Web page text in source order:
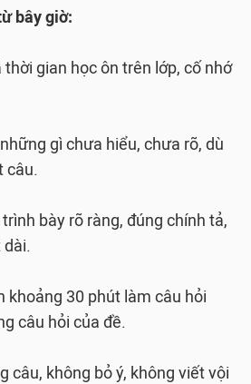
bây giờ:
gian học ôn trên lớp, cố nhớ
gì chưa hiểu, chưa rõ, dù
câu.
bày rõ ràng, đúng chính tả,
dài.
khoảng 30 phút làm câu hỏi
câu hỏi của đề.
câu, không bỏ ý, không viết vội